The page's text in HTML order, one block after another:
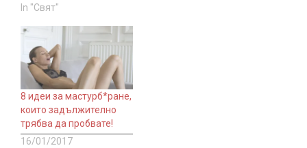
In "Свят"
8 идеи за мастурб*ране,
които задължително
трябва да пробвате!
16/01/2017